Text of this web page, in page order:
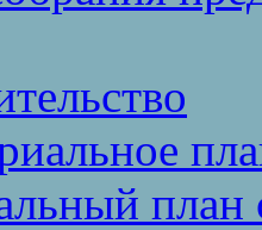
план